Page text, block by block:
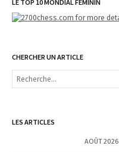
LE TOP 10 MONDIAL FÉMININ
CHERCHER UN ARTICLE
R
rLES ARTICLES
AOÛT 2026